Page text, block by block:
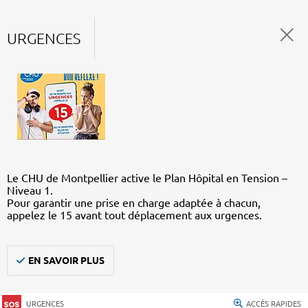
URGENCES
Le CHU de Montpellier active le Plan Hôpital en Tension –
Niveau 1.
Pour garantir une prise en charge adaptée à chacun,
appelez le 15 avant tout déplacement aux urgences.
EN SAVOIR PLUS
URGENCES ACCÈS RAPIDES